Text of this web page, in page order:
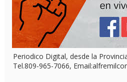
Periodico Digital, desde la
Tel.809-965-7066,